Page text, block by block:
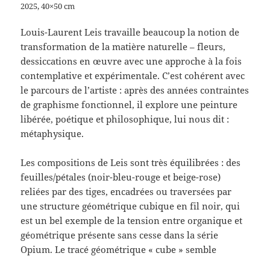
2025, 40×50 cm
Louis-Laurent Leis travaille beaucoup la notion de
transformation de la matière naturelle – fleurs,
dessiccations en œuvre avec une approche à la fois
contemplative et expérimentale. C’est cohérent avec
le parcours de l’artiste : après des années contraintes
de graphisme fonctionnel, il explore une peinture
libérée, poétique et philosophique, lui nous dit :
métaphysique.
Les compositions de Leis sont très équilibrées : des
feuilles/pétales (noir-bleu-rouge et beige-rose)
reliées par des tiges, encadrées ou traversées par
une structure géométrique cubique en fil noir, qui
est un bel exemple de la tension entre organique et
géométrique présente sans cesse dans la série
Opium. Le tracé géométrique « cube » semble